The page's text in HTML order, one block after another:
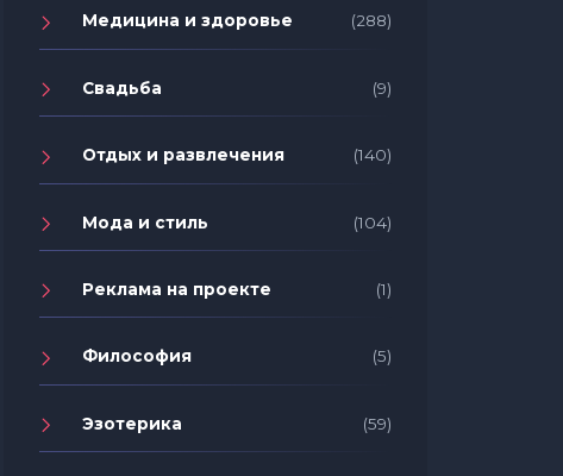
Медицина и здоровье (288)
Свадьба (9)
Отдых и развлечения (140)
Мода и стиль (104)
Реклама на проекте (1)
Философия (5)
Эзотерика (59)